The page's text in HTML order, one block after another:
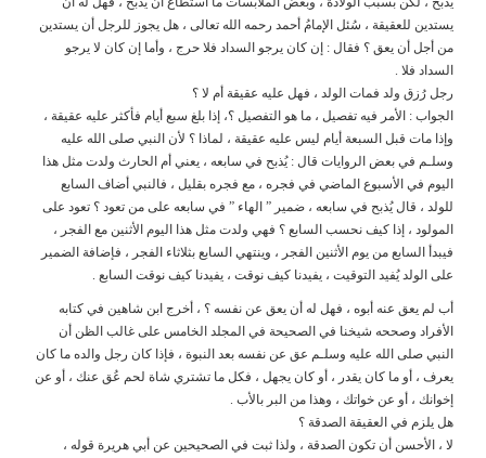
يستدين للعقيقة ، سُئل الإمامُ أحمد رحمه الله تعالى ، هل يجوز للرجل أن يستدين
من أجل أن يعق ؟ فقال : إن كان يرجو السداد فلا حرج ، وأما إن كان لا يرجو
السداد فلا .
رجل رُزق ولد فمات الولد ، فهل عليه عقيقة أم لا ؟
الجواب : الأمر فيه تفصيل ، ما هو التفصيل ؟، إذا بلغ سبع أيام فأكثر عليه عقيقة ،
وإذا مات قبل السبعة أيام ليس عليه عقيقة ، لماذا ؟ لأن النبي صلى الله عليه
وسلـم في بعض الروايات قال : يُذبح في سابعه ، يعني أم الحارث ولدت مثل هذا
اليوم في الأسبوع الماضي في فجره ، مع فجره بقليل ، فالنبي أضاف السابع
للولد ، قال يُذبح في سابعه ، ضمير ” الهاء ” في سابعه على من تعود ؟ تعود على
المولود ، إذا كيف نحسب السابع ؟ فهي ولدت مثل هذا اليوم الأثنين مع الفجر ،
فيبدأ السابع من يوم الأثنين الفجر ، وينتهي السابع بثلاثاء الفجر ، فإضافة الضمير
على الولد يُفيد التوقيت ، يفيدنا كيف نوقت ، يفيدنا كيف نوقت السابع .
أب لم يعق عنه أبوه ، فهل له أن يعق عن نفسه ؟ ، أخرج ابن شاهين في كتابه
الأفراد وصححه شيخنا في الصحيحة في المجلد الخامس على غالب الظن أن
النبي صلى الله عليه وسلـم عق عن نفسه بعد النبوة ، فإذا كان رجل والده ما كان
يعرف ، أو ما كان يقدر ، أو كان يجهل ، فكل ما تشتري شاة لحم عُق عنك ، أو عن
إخوانك ، أو عن خواتك ، وهذا من البر بالأب .
هل يلزم في العقيقة الصدقة ؟
لا ، الأحسن أن تكون الصدقة ، ولذا ثبت في الصحيحين عن أبي هريرة قوله ،